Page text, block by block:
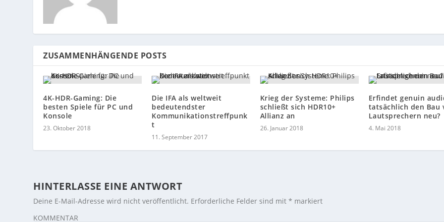
ZUSAMMENHÄNGENDE POSTS
4K-HDR-Gaming: Die
besten Spiele für PC und
Konsole
23. Oktober 2018
Die IFA als weltweit
bedeutendster
Kommunikationstreffpunk
t
11. September 2017
Krieg der Systeme: Philips
schließt sich HDR10+
Allianz an
26. Januar 2018
Erfindet genuin
tatsächlich den Bau
Lautsprechern neu?
4. Mai 2018
HINTERLASSE EINE ANTWORT
Deine E-Mail-Adresse wird nicht veröffentlicht. Erforderliche Felder sind mit* markiert
KOMMENTAR